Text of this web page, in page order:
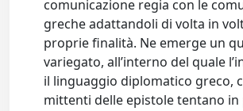
comunicazione regia con le
greche adattandoli di volta in
proprie finalità. Ne emerge un
variegato, all’interno del quale
il linguaggio diplomatico greco,
mittenti delle epistole tentano in